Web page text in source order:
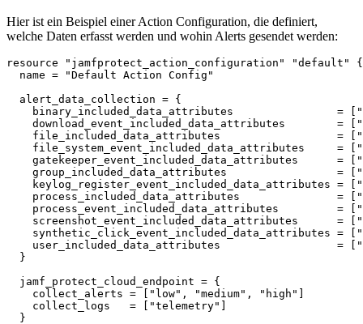
Hier ist ein Beispiel einer Action Configuration, die definiert,
welche Daten erfasst werden und wohin Alerts gesendet werden:
resource "jamfprotect_action_configuration" "default" {
  name = "Default Action Config"
  alert_data_collection = {
binary_included_data_attributes                =
download_event_included_data_attributes        =
file_included_data_attributes                  =
file_system_event_included_data_attributes     =
gatekeeper_event_included_data_attributes      =
group_included_data_attributes                 =
keylog_register_event_included_data_attributes =
process_included_data_attributes               =
process_event_included_data_attributes         =
screenshot_event_included_data_attributes      =
synthetic_click_event_included_data_attributes =
user_included_data_attributes                  =
  }
  jamf_protect_cloud_endpoint = {
    collect_alerts = ["low", "medium", "high"]
    collect_logs   = ["telemetry"]
  }